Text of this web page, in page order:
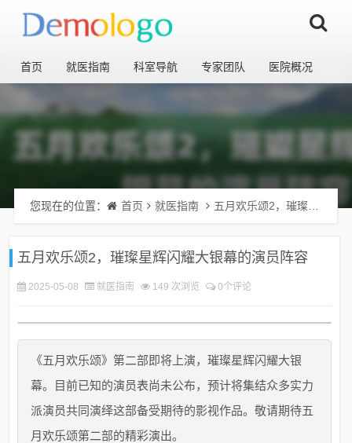
首页 就医指南 科室导航 专家团队 医院概况
您现在的位置： 首页 就医指南 五月欢乐颂2，璀璨星辉闪耀大银幕的演员阵容
五月欢乐颂2，璀璨星辉闪耀大银幕的演员阵容
2025-05-08 就医指南 149 次浏览 0个评论
《五月欢乐颂》第二部即将上演，璀璨星辉闪耀大银
幕。目前已知的演员表尚未公布，预计将集结众多实力
派演员共同演绎这部备受期待的影视作品。敬请期待五
月欢乐颂第二部的精彩演出。